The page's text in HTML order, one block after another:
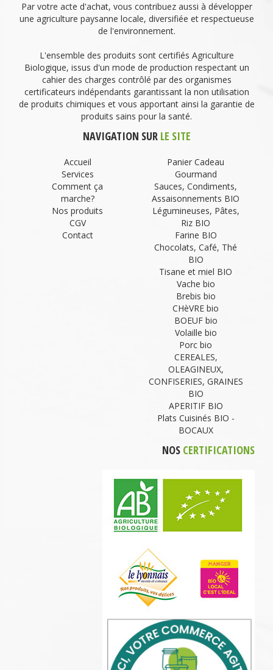
Par votre acte d'achat, vous contribuez aussi à développer
une agriculture paysanne locale, diversifiée et respectueuse
de l'environnement.
L'ensemble des produits sont certifiés Agriculture
Biologique, issus d'un mode de production respectant un
cahier des charges contrôlé par des organismes
certificateurs indépendants garantissant la non utilisation
de produits chimiques et vous apportant ainsi la garantie de
produits sains pour la santé.
NAVIGATION SUR LE SITE
Accueil
Services
Comment ça
marche?
Nos produits
CGV
Contact
Panier Cadeau
Gourmand
Sauces, Condiments,
Assaisonnements BIO
Légumineuses, Pâtes,
Riz BIO
Farine BIO
Chocolats, Café, Thé
BIO
Tisane et miel BIO
Vache bio
Brebis bio
CHèVRE bio
BOEUF bio
Volaille bio
Porc bio
CEREALES,
OLEAGINEUX,
CONFISERIES, GRAINES
BIO
APERITIF BIO
Plats Cuisinés BIO -
BOCAUX
NOS CERTIFICATIONS